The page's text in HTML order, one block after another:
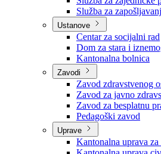
Službe
Služba za odnose s
Služba za zajedničke
Služba za
Ustanove
Centar za socijalni rad
Dom za stara i
Kantonalna bolnica
Zavodi
Zavod zdravstvenog
Zavod za javno
Zavod za besplatnu
Pedagoški zavod